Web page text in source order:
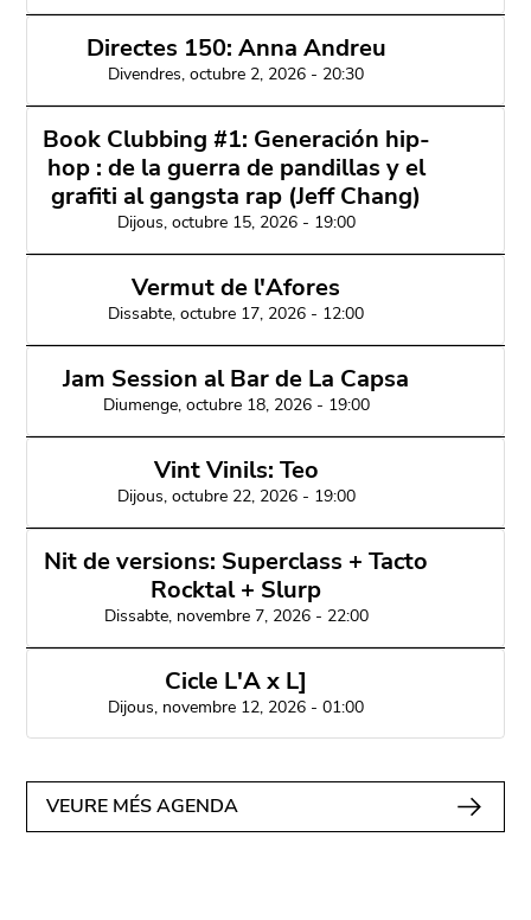
Directes 150: Anna Andreu
Divendres, octubre 2, 2026 - 20:30
Book Clubbing #1: Generación hip-
hop : de la guerra de pandillas y el
grafiti al gangsta rap (Jeff Chang)
Dijous, octubre 15, 2026 - 19:00
Vermut de l'Afores
Dissabte, octubre 17, 2026 - 12:00
Jam Session al Bar de La Capsa
Diumenge, octubre 18, 2026 - 19:00
Vint Vinils: Teo
Dijous, octubre 22, 2026 - 19:00
Nit de versions: Superclass + Tacto
Rocktal + Slurp
Dissabte, novembre 7, 2026 - 22:00
Cicle L'A x L]
Dijous, novembre 12, 2026 - 01:00
VEURE MÉS AGENDA